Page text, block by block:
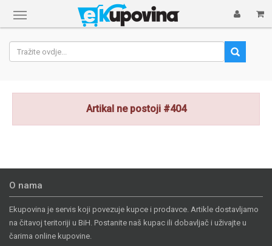
Prikaži
navigaciju
Artikal ne postoji #404
O nama
Ekupovina je servis koji povezuje kupce i prodavce. Artikle dostavljamo
na čitavoj teritoriji u BiH. Postanite naš kupac ili dobavljač i uživajte u
čarima online kupovine.